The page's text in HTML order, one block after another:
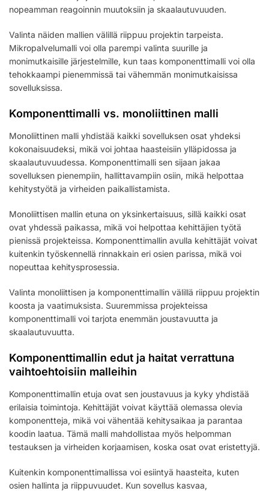
nopeamman reagoinnin muutoksiin ja skaalautuvuuden.
Valinta näiden mallien välillä riippuu projektin tarpeista.
Mikropalvelumalli voi olla parempi valinta suurille ja
monimutkaisille järjestelmille, kun taas komponenttimalli voi olla
tehokkaampi pienemmissä tai vähemmän monimutkaisissa
sovelluksissa.
Komponenttimalli vs. monoliittinen malli
Monoliittinen malli yhdistää kaikki sovelluksen osat yhdeksi
kokonaisuudeksi, mikä voi johtaa haasteisiin ylläpidossa ja
skaalautuvuudessa. Komponenttimalli sen sijaan jakaa
sovelluksen pienempiin, hallittavampiin osiin, mikä helpottaa
kehitystyötä ja virheiden paikallistamista.
Monoliittisen mallin etuna on yksinkertaisuus, sillä kaikki osat
ovat yhdessä paikassa, mikä voi helpottaa kehittäjien työtä
pienissä projekteissa. Komponenttimallin avulla kehittäjät voivat
kuitenkin työskennellä rinnakkain eri osien parissa, mikä voi
nopeuttaa kehitysprosessia.
Valinta monoliittisen ja komponenttimallin välillä riippuu projektin
koosta ja vaatimuksista. Suuremmissa projekteissa
komponenttimalli voi tarjota enemmän joustavuutta ja
skaalautuvuutta.
Komponenttimallin edut ja haitat verrattuna
vaihtoehtoisiin malleihin
Komponenttimallin etuja ovat sen joustavuus ja kyky yhdistää
erilaisia toimintoja. Kehittäjät voivat käyttää olemassa olevia
komponentteja, mikä voi vähentää kehitysaikaa ja parantaa
koodin laatua. Tämä malli mahdollistaa myös helpomman
testauksen ja virheiden korjaamisen, koska osat ovat eristettyjä.
Kuitenkin komponenttimallissa voi esiintyä haasteita, kuten
osien hallinta ja riippuvuudet. Kun sovellus kasvaa,